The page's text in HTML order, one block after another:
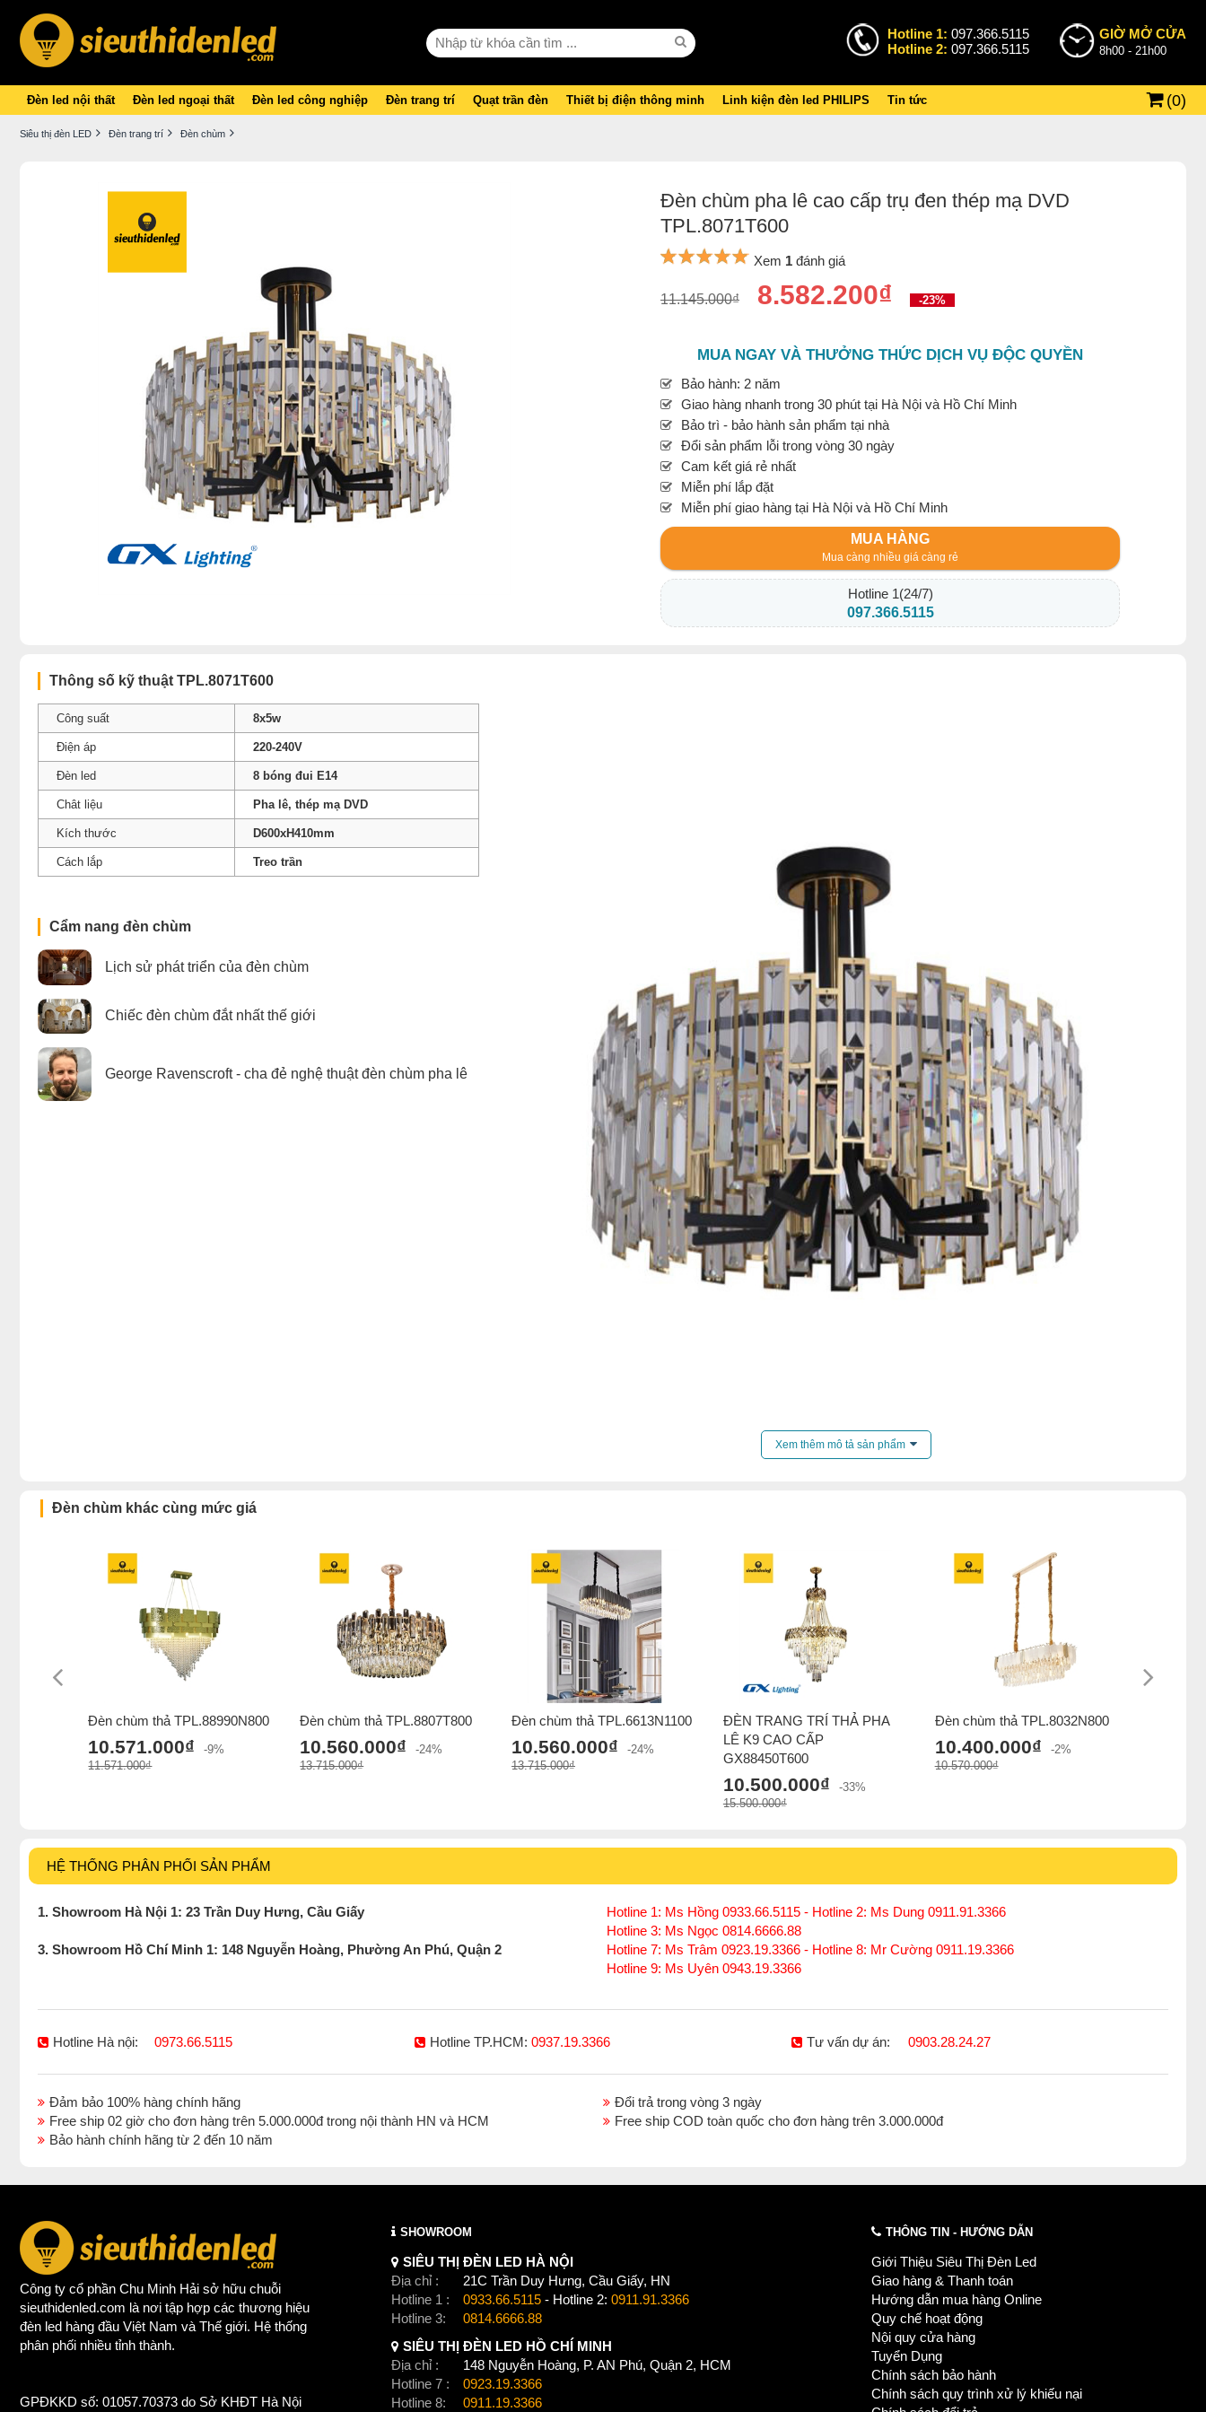
Hotline 1: 097.366.5115
Hotline 2: 097.366.5115
GIỜ MỞ CỬA
8h00 - 21h00
Đèn led nội thất Đèn led ngoại thất Đèn led công nghiệp Đèn trang trí Quạt trần đèn Thiết bị điện thông minh Linh kiện đèn led PHILIPS Tin tức (0)
Siêu thị đèn LED Đèn trang trí Đèn chùm
Đèn chùm pha lê cao cấp trụ đen thép mạ DVD
TPL.8071T600
Xem 1 đánh giá
11.145.000₫ 8.582.200₫ -23%
MUA NGAY VÀ THƯỞNG THỨC DỊCH VỤ ĐỘC QUYỀN
Bảo hành: 2 năm
Giao hàng nhanh trong 30 phút tại Hà Nội và Hồ Chí Minh
Bảo trì - bảo hành sản phẩm tại nhà
Đổi sản phẩm lỗi trong vòng 30 ngày
Cam kết giá rẻ nhất
Miễn phí lắp đặt
Miễn phí giao hàng tại Hà Nội và Hồ Chí Minh
MUA HÀNG
Mua càng nhiều giá càng rẻ
Hotline 1(24/7)
097.366.5115
Thông số kỹ thuật TPL.8071T600
Công suất 8x5w
Điện áp 220-240V
Đèn led 8 bóng đui E14
Chât liệu Pha lê, thép mạ DVD
Kích thước D600xH410mm
Cách lắp Treo trần
Cẩm nang đèn chùm
Lịch sử phát triển của đèn chùm
Chiếc đèn chùm đắt nhất thế giới
George Ravenscroft - cha đẻ nghệ thuật đèn chùm pha lê
Click để xem thêm chiết khấu, quà tặng và khuyến mãi củađèn chùm.
Đèn chùm treo thả,Đèn chùm pha lê,
Xem thêm mô tả sản phẩm
Đèn chùm khác cùng mức giá
Đèn chùm thả TPL.88990N800
10.571.000₫
-9%
11.571.000₫
Đèn chùm thả TPL.8807T800
10.560.000₫
-24%
13.715.000₫
Đèn chùm thả TPL.6613N1100
10.560.000₫
-24%
13.715.000₫
ĐÈN TRANG TRÍ THẢ PHA
LÊ K9 CAO CẤP
GX88450T600
10.500.000₫
-33%
15.500.000₫
Đèn chùm thả TPL.8032N800
10.400.000₫
-2%
10.570.000₫
HỆ THỐNG PHÂN PHỐI SẢN PHẨM
1. Showroom Hà Nội 1: 23 Trần Duy Hưng, Cầu Giấy
Hotline 1: Ms Hồng 0933.66.5115 - Hotline 2: Ms Dung 0911.91.3366
Hotline 3: Ms Ngọc 0814.6666.88
3. Showroom Hồ Chí Minh 1: 148 Nguyễn Hoàng, Phường An Phú, Quận 2
Hotline 7: Ms Trâm 0923.19.3366 - Hotline 8: Mr Cường 0911.19.3366
Hotline 9: Ms Uyên 0943.19.3366
Hotline Hà nội: 0973.66.5115 Hotline TP.HCM: 0937.19.3366 Tư vấn dự án: 0903.28.24.27
Đảm bảo 100% hàng chính hãng
Đổi trả trong vòng 3 ngày
Free ship 02 giờ cho đơn hàng trên 5.000.000đ trong nội thành HN và HCM
Free ship COD toàn quốc cho đơn hàng trên 3.000.000đ
Bảo hành chính hãng từ 2 đến 10 năm
Công ty cổ phần Chu Minh Hải sở hữu chuỗi
sieuthidenled.com là nơi tập hợp các thương hiệu
đèn led hàng đầu Việt Nam và Thế giới. Hệ thống
phân phối nhiều tỉnh thành.
GPĐKKD số: 01057.70373 do Sở KHĐT Hà Nội
SHOWROOM
SIÊU THỊ ĐÈN LED HÀ NỘI
Địa chỉ :
21C Trần Duy Hưng, Cầu Giấy, HN
Hotline 1 :
0933.66.5115 - Hotline 2: 0911.91.3366
Hotline 3:
0814.6666.88
SIÊU THỊ ĐÈN LED HỒ CHÍ MINH
Địa chỉ :
148 Nguyễn Hoàng, P. AN Phú, Quận 2, HCM
Hotline 7 :
0923.19.3366
Hotline 8:
0911.19.3366
THÔNG TIN - HƯỚNG DẪN
Giới Thiệu Siêu Thị Đèn Led
Giao hàng & Thanh toán
Hướng dẫn mua hàng Online
Quy chế hoạt động
Nội quy cửa hàng
Tuyển Dụng
Chính sách bảo hành
Chính sách quy trình xử lý khiếu nại